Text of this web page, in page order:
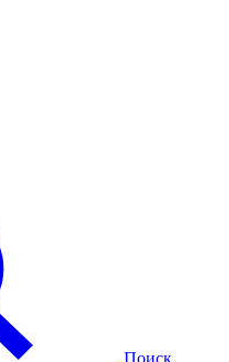
Поиск